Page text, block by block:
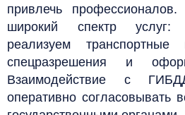
привлечь
широкий спектр услуг:
реализуем транспортные
спецразрешения и
Взаимодействие с
оперативно согласовывать